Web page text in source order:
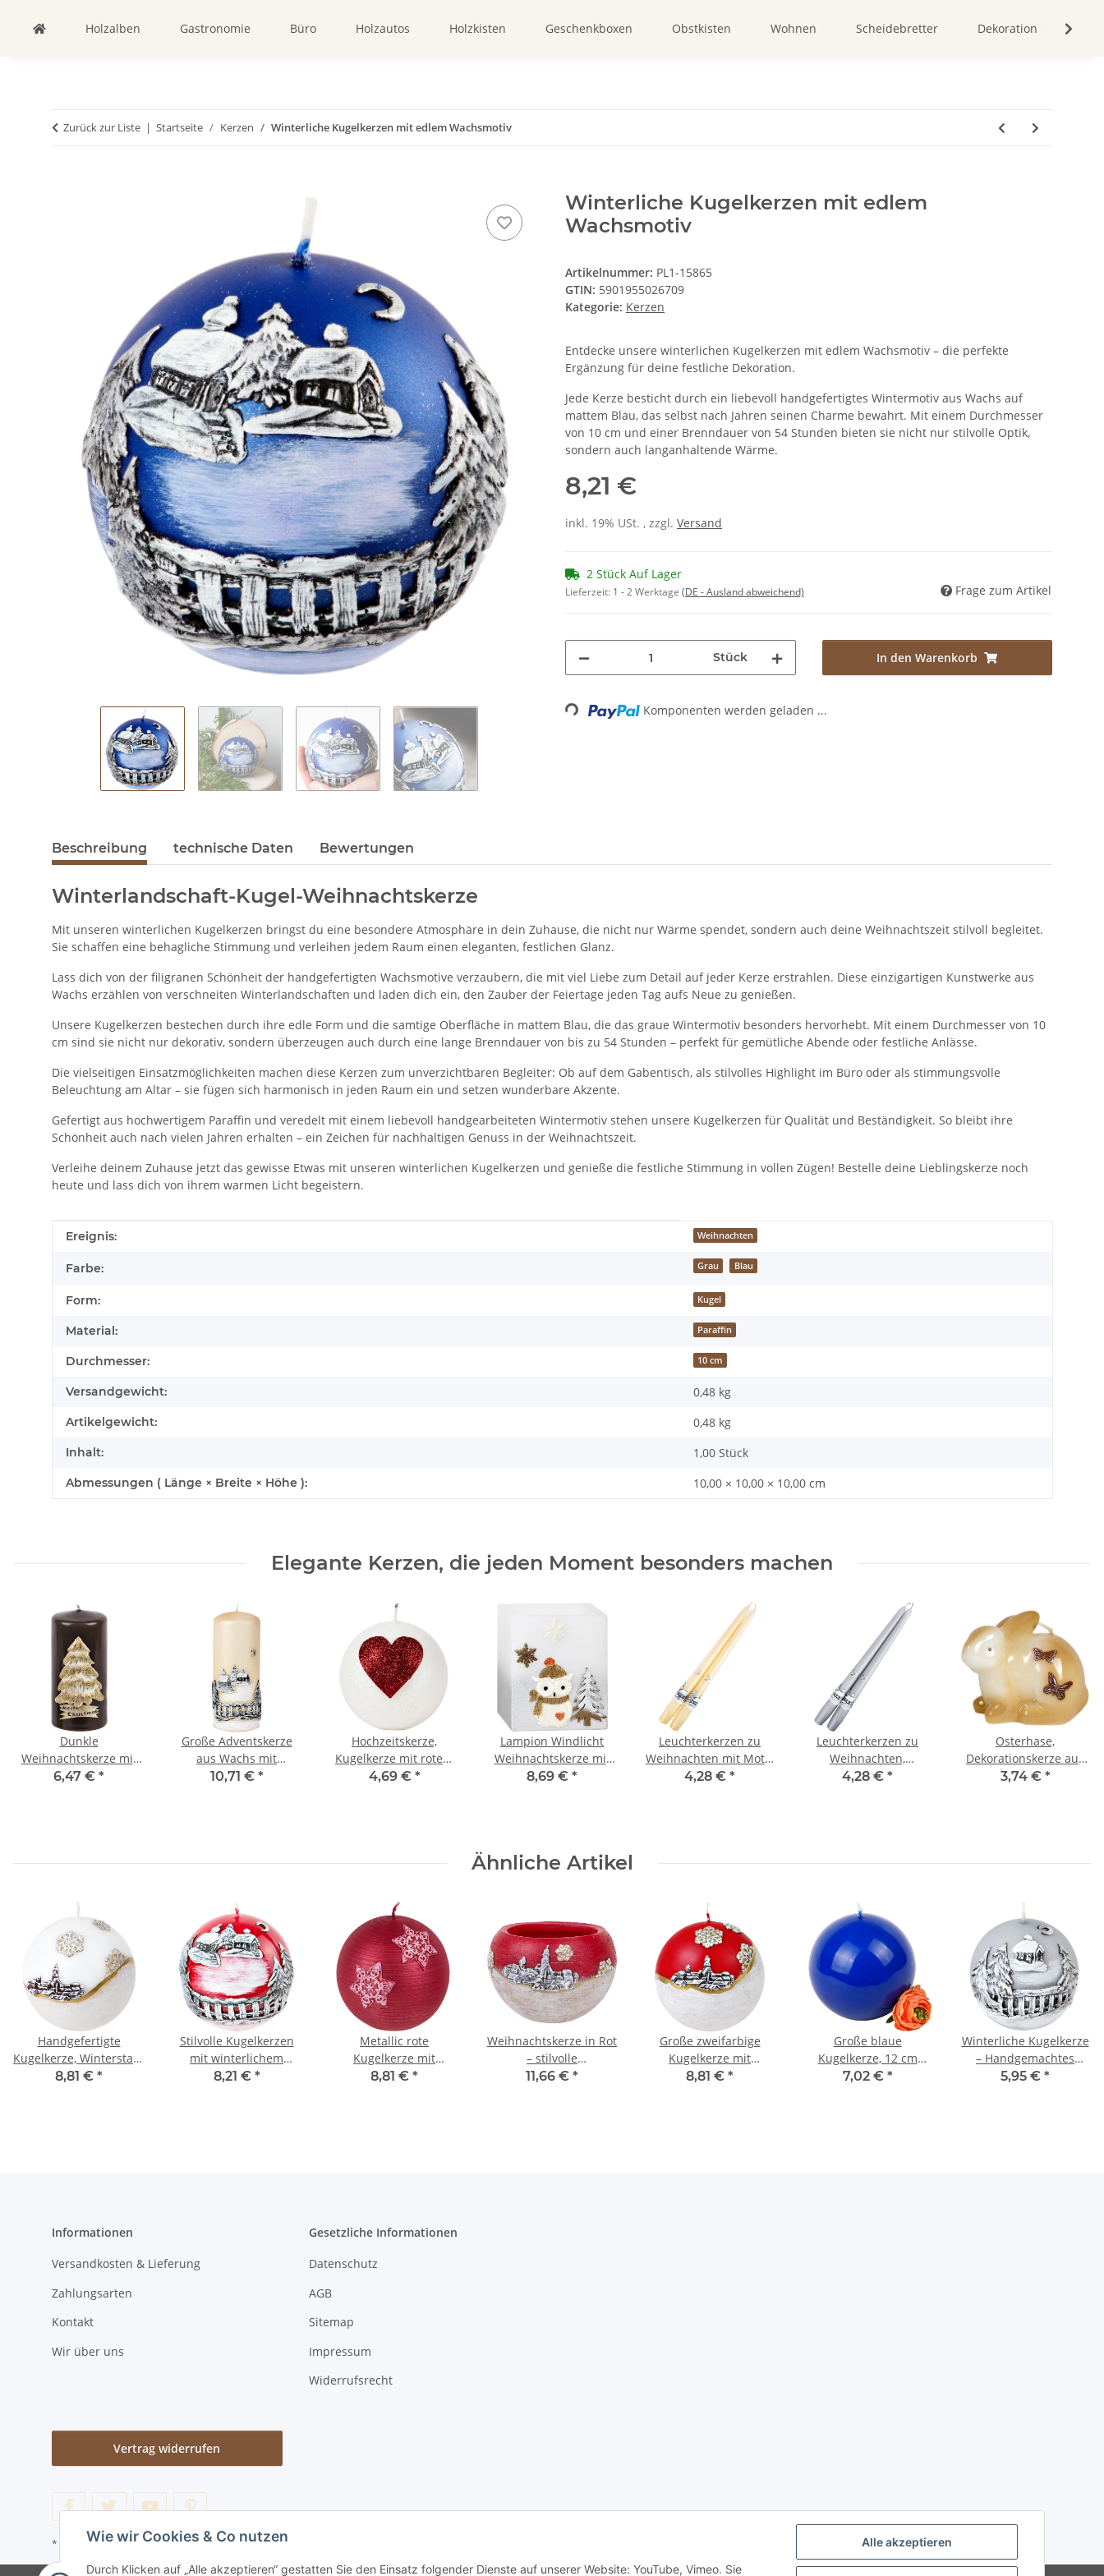
Alle akzeptieren
Wie wir Cookies & Co nutzen
Durch Klicken auf „Alle akzeptieren“ gestatten Sie den Einsatz folgender Dienste auf unserer Website: YouTube, Vimeo. Sie
Holzalben Gastronomie Büro Holzautos Holzkisten Geschenkboxen Obstkisten Wohnen Scheidebretter Dekoration
Zurück zur Liste Startseite Kerzen Winterliche Kugelkerzen mit edlem Wachsmotiv
Winterliche Kugelkerzen mit edlem
Wachsmotiv
Artikelnummer: PL1-15865
GTIN: 5901955026709
Kategorie: Kerzen
Entdecke unsere winterlichen Kugelkerzen mit edlem Wachsmotiv – die perfekte
Ergänzung für deine festliche Dekoration.
Jede Kerze besticht durch ein liebevoll handgefertigtes Wintermotiv aus Wachs auf
mattem Blau, das selbst nach Jahren seinen Charme bewahrt. Mit einem Durchmesser
von 10 cm und einer Brenndauer von 54 Stunden bieten sie nicht nur stilvolle Optik,
sondern auch langanhaltende Wärme.
8,21 €
inkl. 19% USt. , zzgl. Versand
2 Stück Auf Lager
Lieferzeit: 1 - 2 Werktage (DE - Ausland abweichend) Frage zum Artikel
Stück In den Warenkorb
Loading... Komponenten werden geladen ...
Beschreibung technische Daten Bewertungen
Winterlandschaft-Kugel-Weihnachtskerze
Mit unseren winterlichen Kugelkerzen bringst du eine besondere Atmosphäre in dein Zuhause, die nicht nur Wärme spendet, sondern auch deine Weihnachtszeit stilvoll begleitet.
Sie schaffen eine behagliche Stimmung und verleihen jedem Raum einen eleganten, festlichen Glanz.
Lass dich von der filigranen Schönheit der handgefertigten Wachsmotive verzaubern, die mit viel Liebe zum Detail auf jeder Kerze erstrahlen. Diese einzigartigen Kunstwerke aus
Wachs erzählen von verschneiten Winterlandschaften und laden dich ein, den Zauber der Feiertage jeden Tag aufs Neue zu genießen.
Unsere Kugelkerzen bestechen durch ihre edle Form und die samtige Oberfläche in mattem Blau, die das graue Wintermotiv besonders hervorhebt. Mit einem Durchmesser von 10
cm sind sie nicht nur dekorativ, sondern überzeugen auch durch eine lange Brenndauer von bis zu 54 Stunden – perfekt für gemütliche Abende oder festliche Anlässe.
Die vielseitigen Einsatzmöglichkeiten machen diese Kerzen zum unverzichtbaren Begleiter: Ob auf dem Gabentisch, als stilvolles Highlight im Büro oder als stimmungsvolle
Beleuchtung am Altar – sie fügen sich harmonisch in jeden Raum ein und setzen wunderbare Akzente.
Gefertigt aus hochwertigem Paraffin und veredelt mit einem liebevoll handgearbeiteten Wintermotiv stehen unsere Kugelkerzen für Qualität und Beständigkeit. So bleibt ihre
Schönheit auch nach vielen Jahren erhalten – ein Zeichen für nachhaltigen Genuss in der Weihnachtszeit.
Verleihe deinem Zuhause jetzt das gewisse Etwas mit unseren winterlichen Kugelkerzen und genieße die festliche Stimmung in vollen Zügen! Bestelle deine Lieblingskerze noch
heute und lass dich von ihrem warmen Licht begeistern.
Produkteigenschaft
Wert
Ereignis: Weihnachten
Farbe: Grau Blau
Form: Kugel
Material: Paraffin
Durchmesser: 10 cm
Versandgewicht: 0,48 kg
Artikelgewicht: 0,48 kg
Inhalt: 1,00 Stück
Abmessungen ( Länge × Breite × Höhe ): 10,00 × 10,00 × 10,00 cm
Elegante Kerzen, die jeden Moment besonders machen
Dunkle
Weihnachtskerze mit
goldenem
6,47 € *
Große Adventskerze
aus Wachs mit
Weihnachtsmotiv aus
10,71 € *
Hochzeitskerze,
Kugelkerze mit rotem
Herz als Liebesbeweis
4,69 € *
Lampion Windlicht
Weihnachtskerze mit
Eulenmotiv und
8,69 € *
Leuchterkerzen zu
Weihnachten mit Motiv
aus Wachs, Spitzkerzen
4,28 € *
Leuchterkerzen zu
Weihnachten,
Tafelkerzen,
4,28 € *
Osterhase,
Dekorationskerze aus
Wachs, Osterkerze,
3,74 € *
Ähnliche Artikel
Handgefertigte
Kugelkerze, Winterstadt
mit Schneeflocken
8,81 € *
Stilvolle Kugelkerzen
mit winterlichem
Wachsmotiv
8,21 € *
Metallic rote
Kugelkerze mit
Schneeflocken,
8,81 € *
Weihnachtskerze in Rot
– stilvolle
Dauerdekoration
11,66 € *
Große zweifarbige
Kugelkerze mit
Weihnachtsmotiv im
8,81 € *
Große blaue
Kugelkerze, 12 cm
Durchmesser,
7,02 € *
Winterliche Kugelkerze
– Handgemachtes
Unikat für den Advent
5,95 € *
Informationen
Versandkosten & Lieferung
Zahlungsarten
Kontakt
Wir über uns
Gesetzliche Informationen
Datenschutz
AGB
Sitemap
Impressum
Widerrufsrecht
Vertrag widerrufen
* Alle Preise inkl. gesetzlicher USt., zzgl. Versand